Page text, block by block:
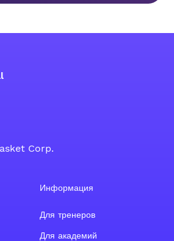
Tweeter
на группу Instagram
Corp.
Информация
Для тренеров
Для академий